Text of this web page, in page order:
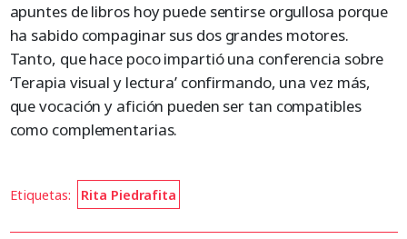
apuntes de libros hoy puede sentirse orgullosa porque
ha sabido compaginar sus dos grandes motores.
Tanto, que hace poco impartió una conferencia sobre
‘Terapia visual y lectura’ confirmando, una vez más,
que vocación y afición pueden ser tan compatibles
como complementarias.
Etiquetas: Rita Piedrafita